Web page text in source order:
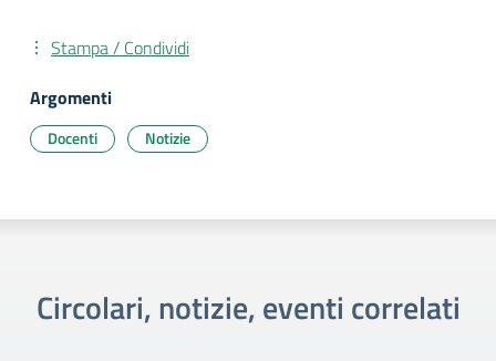
Stampa / Condividi
Argomenti
Docenti Notizie
Circolari, notizie, eventi correlati